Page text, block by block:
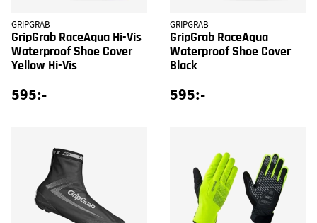
GRIPGRAB
GripGrab RaceAqua Hi-Vis
Waterproof Shoe Cover
Yellow Hi-Vis
595:-
GRIPGRAB
GripGrab RaceAqua
Waterproof Shoe Cover
Black
595:-